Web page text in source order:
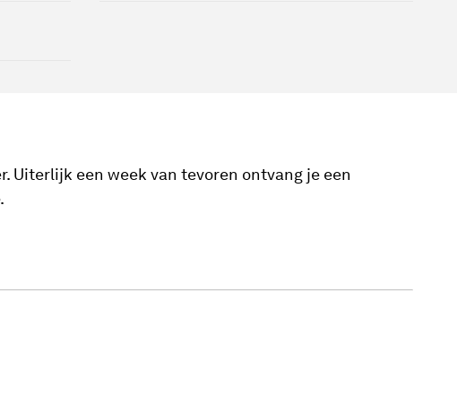
Uiterlijk een week van tevoren ontvang je een